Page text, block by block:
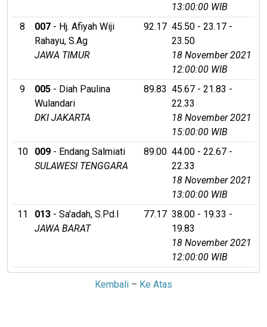
13:00:00 WIB
8
007 - Hj. Afiyah Wiji
Rahayu, S.Ag
JAWA TIMUR
92.17 45.50 - 23.17 -
23.50
18 November 2021
12:00:00 WIB
9
005 - Diah Paulina
Wulandari
DKI JAKARTA
89.83 45.67 - 21.83 -
22.33
18 November 2021
15:00:00 WIB
10
009 - Endang Salmiati
SULAWESI TENGGARA
89.00 44.00 - 22.67 -
22.33
18 November 2021
13:00:00 WIB
11
013 - Sa'adah, S.Pd.I
JAWA BARAT
77.17 38.00 - 19.33 -
19.83
18 November 2021
12:00:00 WIB
Kembali – Ke Atas